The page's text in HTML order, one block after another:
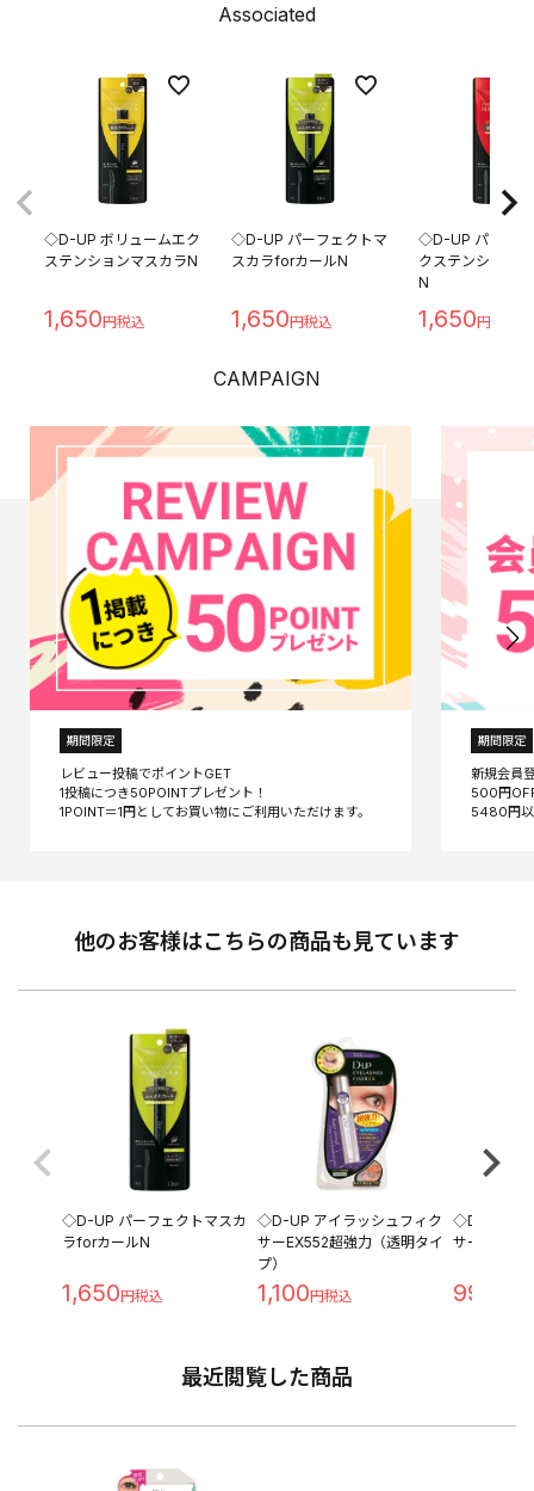
Associated
◇D-UP ボリュームエク
ステンションマスカラN
1,650
◇D-UP パーフェクトマ
スカラforカールN
1,650
◇D-UP パーフェ
クステンション
N
1,650
CAMPAIGN
期間限定
レビュー投稿でポイントGET
1投稿につき50POINTプレゼント！
期間限定
新規会員
500円
他のお客様はこちらの商品も見ています
◇D-UP パーフェクトマスカ
ラforカールN
1,650
◇D-UP アイラッシュフィク
サーEX552超強力（透明タイ
プ）
1,100
◇D-UP ア
サーEX501
990
最近閲覧した商品